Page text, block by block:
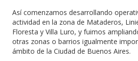
Así comenzamos desarrollando
actividad en la zona de Mataderos,
Floresta y Villa Luro, y fuimos
otras zonas o barrios igualmente
ámbito de la Ciudad de Buenos Aires.